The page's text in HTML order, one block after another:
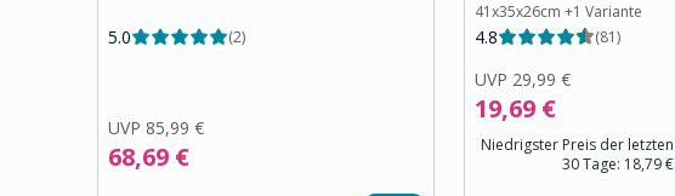
5.0 (2)
UVP 85,99 €
68,69 €
41x35x26cm +1 Variante
4.8 (81)
UVP 29,99 €
19,69 €
Niedrigster Preis der letzten
30 Tage: 18,79 €